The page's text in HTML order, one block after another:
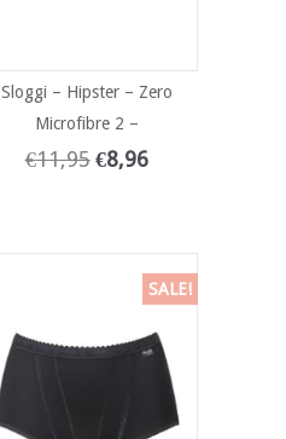
Sloggi – Hipster – Zero
Microfibre 2 –
€11,95 €8,96
SALE!